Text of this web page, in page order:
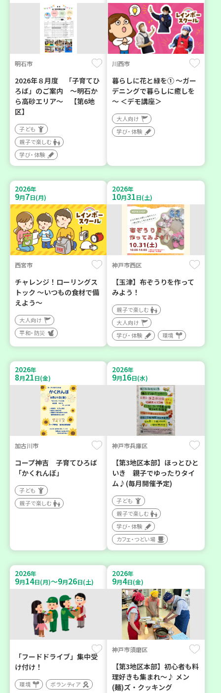
明石市
2026年８月度 「子育てひ
ろば」のご案内 ～明石か
ら高砂エリア～ 【第6地
区】
子ども
親子で楽しむ
学び・体験
川西市
暮らしに花と緑を① ～ガー
デニングで暮らしに癒しを
～ ＜デモ講座＞
大人向け
学び・体験
2026年
9月7日(月)
西宮市
チャレンジ！ローリングス
トック ～いつもの食材で備
えよう～
大人向け
平和・防災
2026年
10月31日(土)
神戸市西区
【玉津】布ぞうりを作って
みよう！
親子で楽しむ
大人向け
学び・体験
環境
2026年
8月21日(金)
加古川市
コープ神吉 子育てひろば
「かくれんぼ」
子ども
親子で楽しむ
2026年
9月16日(水)
神戸市兵庫区
【第3地区本部】ほっとひと
いき 親子でゆったりタイ
ム♪(毎月開催予定)
子ども
親子で楽しむ
学び・体験
カフェ・つどい場
2026年
9月14日(月)～9月26日(土)
「フードドライブ」集中受
け付け！
環境 ボランティア
2026年
9月4日(金)
神戸市須磨区
【第3地区本部】初心者も料
理好きも集まれ～♪ メン
(麺)ズ・クッキング